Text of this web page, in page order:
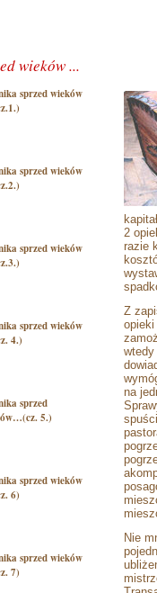
wieków ...
4.)
5.)
6)
7)
2
razie
Z
na
Nie